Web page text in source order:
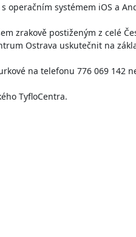
operačním systémem iOS a
zrakově postiženým z celé
Ostrava uskutečnit na
na telefonu 776 069 142
TyfloCentra.